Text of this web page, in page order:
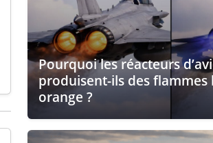
Pourquoi les réacteurs
produisent-ils des flammes
orange ?